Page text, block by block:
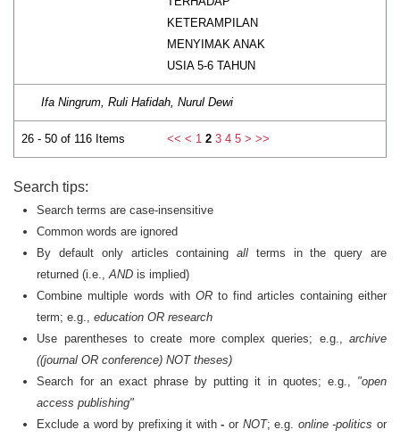
KETERAMPILAN
MENYIMAK ANAK
USIA 5-6 TAHUN
Ifa Ningrum, Ruli Hafidah, Nurul Dewi
26 - 50 of 116 Items << < 1 2 3 4 5 > >>
Search tips:
Search terms are case-insensitive
Common words are ignored
By default only articles containingall terms in the query are
returned (i.e.,AND is implied)
Combine multiple words with ORto find articles containing either
term; e.g.,education OR research
Use parentheses to create more complex queries; e.g., archive
((journal OR conference) NOT theses)
Search for an exact phrase by putting it in quotes; e.g., "open
access publishing"
Exclude a word by prefixing it with- or NOT; e.g. online -politics or